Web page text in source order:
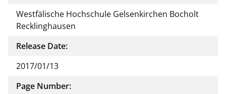
Westfälische Hochschule Gelsenkirchen Bocholt
Recklinghausen
Release Date:
2017/01/13
Page Number: